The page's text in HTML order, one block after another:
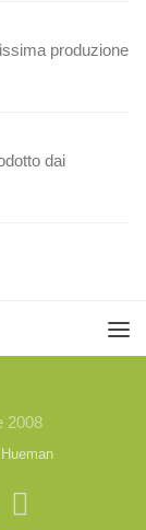
produzione
dai
2008